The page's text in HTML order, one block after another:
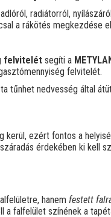
radiátorról,
a rákötés megkezdése
felvitelét segíti a
felvitelét.
tűnhet nedvesség által
kerül, ezért fontos a
érdekében ki kell
hanem festett
falfelület színének a